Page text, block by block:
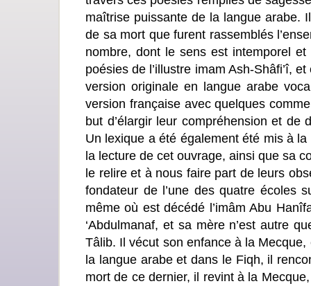
maîtrise puissante de la langue arabe.
de sa mort que furent rassemblés
nombre, dont le sens est intemporel
poésies de l’illustre imam Ash-Shâfi’î,
version originale en langue arabe
version française avec quelques
but d’élargir leur compréhension et de
Un lexique a été également été mis à
la lecture de cet ouvrage, ainsi que sa
le relire et à nous faire part de leurs
fondateur de l’une des quatre écoles
même où est décédé l’imâm Abu
‘Abdulmanaf, et sa mère n’est autre
Tâlib. Il vécut son enfance à la Mecque,
la langue arabe et dans le Fiqh, il
mort de ce dernier, il revint à la